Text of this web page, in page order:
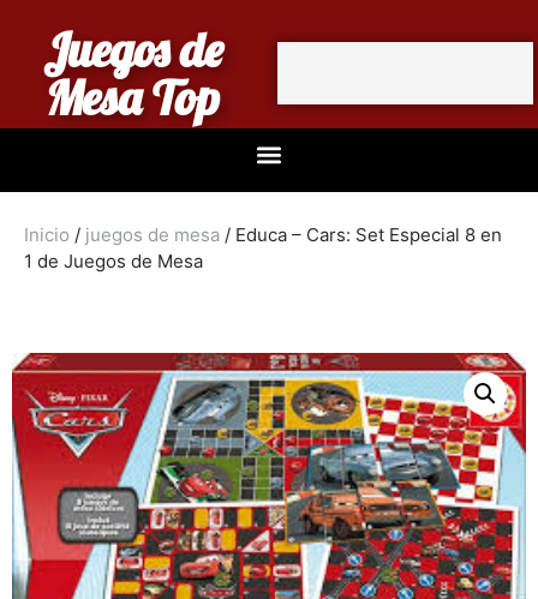
Juegos de
Mesa Top
Inicio / juegos de mesa / Educa – Cars: Set Especial 8 en
1 de Juegos de Mesa